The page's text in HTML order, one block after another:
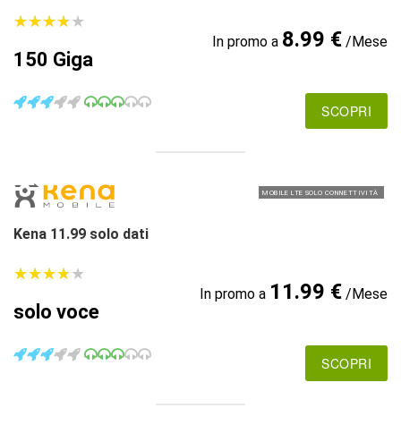
★★★★★
★★★★★
150 Giga
In promo a 8.99 €/Mese
SCOPRI
MOBILE LTE SOLO CONNETTIVITÀ
Kena 11.99 solo dati
★★★★★
★★★★★
solo voce
In promo a 11.99 €/Mese
SCOPRI